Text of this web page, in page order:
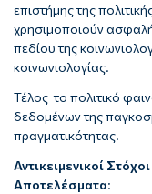
επιστήμης της
χρησιμοποιούν
πεδίου της
κοινωνιολογίας.
Τέλος το πολιτικό
δεδομένων της
πραγματικότητας.
Αντικειμενικοί
Αποτελέσματα: